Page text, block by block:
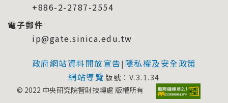
+886-2-2787-2554
電子郵件
ip@gate.sinica.edu.tw
政府網站資料開放宣告 | 隱私權及安全政策
網站導覽 版號：V.3.1.34
© 2022 中央研究院智財技轉處 版權所有